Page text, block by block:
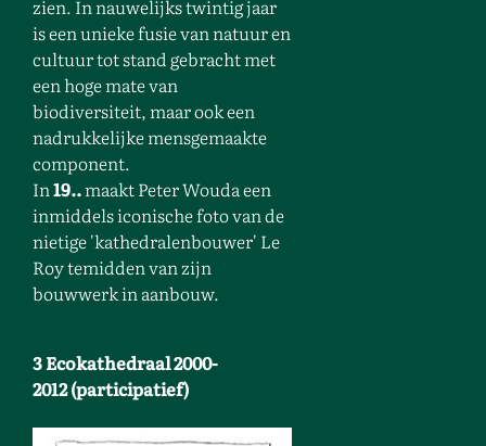
zien. In nauwelijks twintig jaar
is een unieke fusie van natuur en
cultuur tot stand gebracht met
een hoge mate van
biodiversiteit, maar ook een
nadrukkelijke mensgemaakte
component.
In19..maakt Peter Wouda een
inmiddels iconische foto van de
nietige 'kathedralenbouwer' Le
Roy temidden van zijn
bouwwerk in aanbouw.
3 Ecokathedraal 2000-
2012 (participatief)